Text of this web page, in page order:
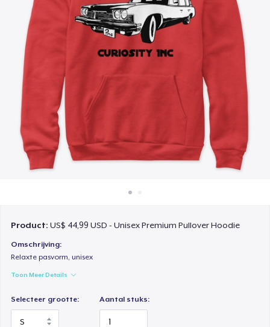
Verkoop overal
Verkoop alles
Product:US$ 44,99 USD - Unisex Premium Pullover Hoodie
Omschrijving:
Relaxte pasvorm, unisex
Toon Meer Details
Selecteer grootte: Aantal stuks: